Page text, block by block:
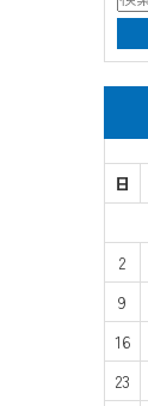
日
2
9
16
23